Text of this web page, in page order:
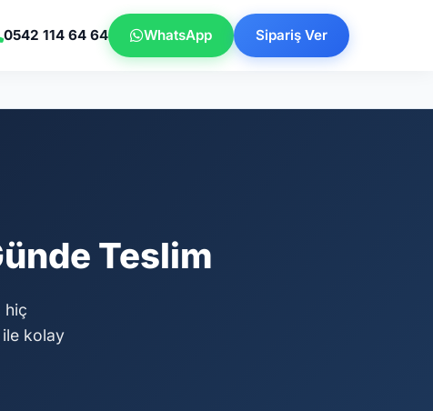
0542 114 64 64 WhatsApp Sipariş Ver
Teslim
hiç
kolay